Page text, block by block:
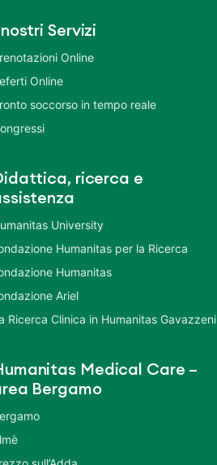
I nostri Servizi
Online
Online
soccorso in tempo reale
ricerca e
University
Humanitas per la Ricerca
Humanitas
Ariel
Ricerca Clinica in Humanitas Gavazzeni
Medical Care –
Bergamo